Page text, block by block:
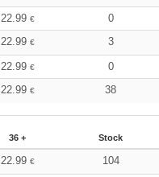
22.99 €
0
22.99 € 3
22.99 €
0
22.99 € 38
36 + Stock
22.99 € 104